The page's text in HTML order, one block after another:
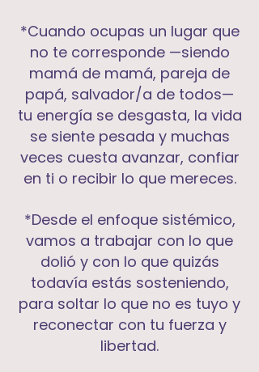
*Cuando ocupas un lugar que
no te corresponde —siendo
mamá de mamá, pareja de
papá, salvador/a de todos—
tu energía se desgasta, la vida
se siente pesada y muchas
veces cuesta avanzar, confiar
en ti o recibir lo que mereces.
*Desde el enfoque sistémico,
vamos a trabajar con lo que
dolió y con lo que quizás
todavía estás sosteniendo,
para soltar lo que no es tuyo y
reconectar con tu fuerza y
libertad.